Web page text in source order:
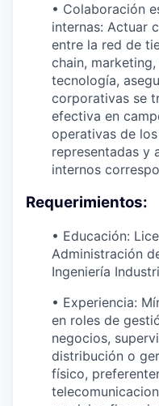
• Colaboración
internas: Actuar
entre la red de
chain,
tecnología,
corporativas se
efectiva en
operativas de
representadas y
internos
Requerimientos:
• Educación:
Administración
Ingeniería
• Experiencia:
en roles de
negocios,
distribución o
físico,